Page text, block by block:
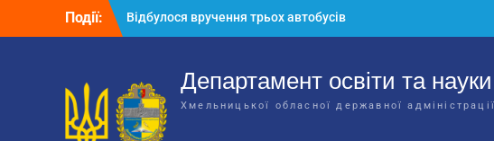
Події:
Відбулося вручення трьох автобусів
для потреб закладів освіти
Департаменту освіти та науки обласної
державної адміністрації
Відбулась обласна нарада для
відповідальних за національно-
Департамент освіти та науки
Хмельницької обласної державної адміністрації